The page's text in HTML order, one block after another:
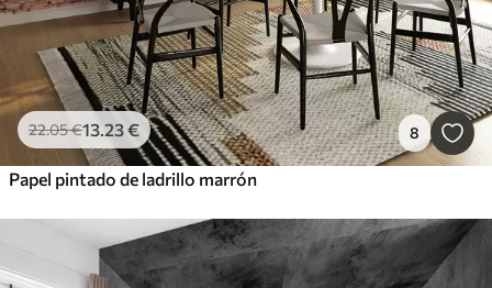
22.05€13.23€ 8
Papel pintado de ladrillo marrón